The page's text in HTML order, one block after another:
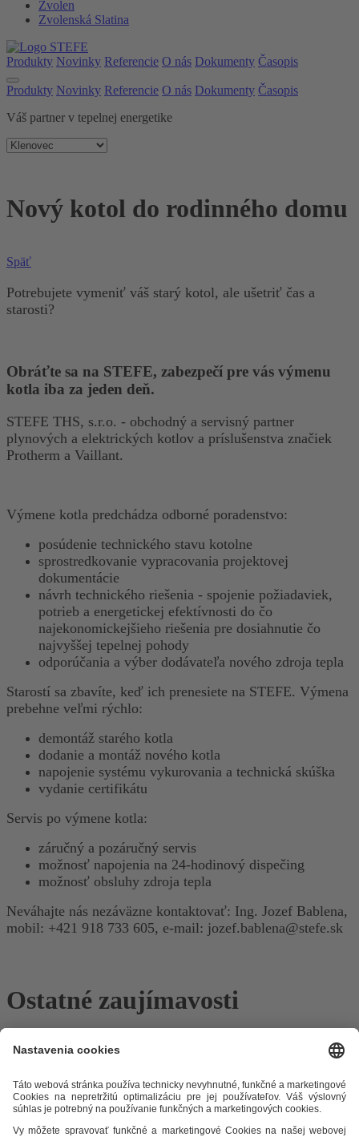
Zvolen
Zvolenská Slatina
Produkty Novinky Referencie O nás Dokumenty Časopis
Produkty Novinky Referencie O nás Dokumenty Časopis
Váš partner v tepelnej energetike
Nový kotol do rodinného domu
Späť
Potrebujete vymeniť váš starý kotol, ale ušetriť čas a
starosti?
Obráťte sa na STEFE, zabezpečí pre vás výmenu
kotla iba za jeden deň.
STEFE THS, s.r.o. - obchodný a servisný partner
plynových a elektrických kotlov a príslušenstva značiek
Protherm a Vaillant.
Výmene kotla predchádza odborné poradenstvo:
posúdenie technického stavu kotolne
sprostredkovanie vypracovania projektovej
dokumentácie
návrh technického riešenia - spojenie požiadaviek,
potrieb a energetickej efektívnosti do čo
najekonomickejšieho riešenia pre dosiahnutie čo
najvyššej tepelnej pohody
odporúčania a výber dodávateľa nového zdroja tepla
Starostí sa zbavíte, keď ich prenesiete na STEFE. Výmena
prebehne veľmi rýchlo:
demontáž starého kotla
dodanie a montáž nového kotla
napojenie systému vykurovania a technická skúška
vydanie certifikátu
Servis po výmene kotla:
záručný a pozáručný servis
možnosť napojenia na 24-hodinový dispečing
možnosť obsluhy zdroja tepla
Neváhajte nás nezáväzne kontaktovať: Ing. Jozef Bablena,
mobil: +421 918 733 605, e-mail: jozef.bablena@stefe.sk
Ostatné zaujímavosti
Odkazy
Ochrana osobných údajov Cenník zemný plyn Časopis Teplo v
meste Impresum Etický kódex Podmienky a ustanovenia Mapa